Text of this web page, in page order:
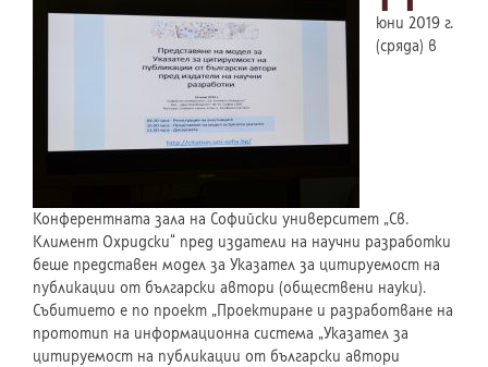
юни 2019 г.
(сряда) в
Конферентната зала на Софийски университет „Св.
Климент Охридски“ пред издатели на научни разработки
беше представен модел за Указател за цитируемост на
публикации от български автори (обществени науки).
Събитието е по проект „Проектиране и разработване на
прототип на информационна система „Указател за
цитируемост на публикации от български автори